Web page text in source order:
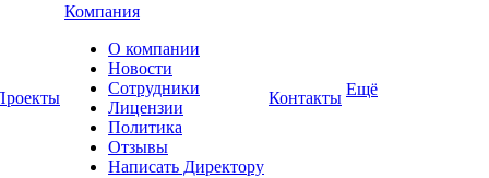
Компания
О компании
Новости
Сотрудники
Лицензии
Политика
Отзывы
Написать Директору
Контакты Ещё